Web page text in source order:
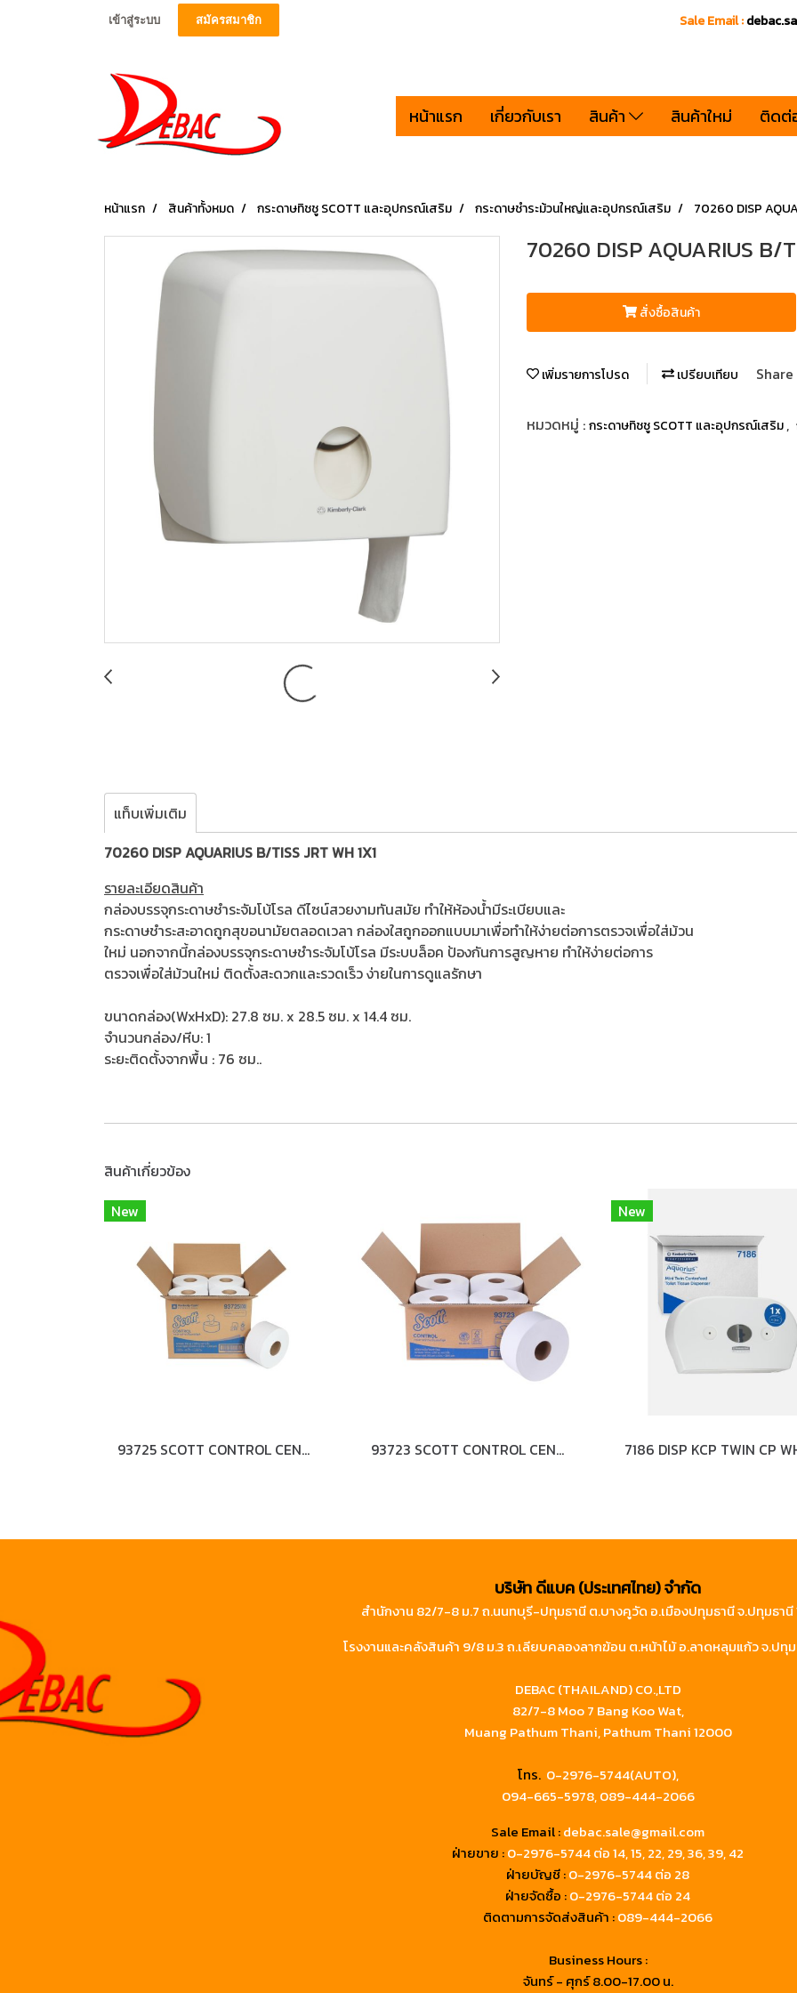
เข้าสู่ระบบ สมัครสมาชิก Sale Email :
หน้าแรก เกี่ยวกับเรา สินค้า สินค้าใหม่ ติดต่
หน้าแรก สินค้าทั้งหมด กระดาษทิชชู SCOTT และอุปกรณ์เสริม กระดาษชำระม้วนใหญ่และอุปกรณ์เสริม 70260 DISP
70260 DISP AQUARIUS B/
สั่งซื้อสินค้า
เพิ่มรายการโปรด เปรียบเทียบ Share
หมวดหมู่ :กระดาษทิชชู SCOTT และอุปกรณ์เสริม,
แท็บเพิ่มเติม
70260 DISP AQUARIUS B/TISS JRT WH 1X1
รายละเอียดสินค้า
กล่องบรรจุกระดาษชำระจัมโบ้โรล ดีไซน์สวยงามทันสมัย ทำให้ห้องน้ำมีระเบียบและ
กระดาษชำระสะอาดถูกสุขอนามัยตลอดเวลา กล่องใสถูกออกแบบมาเพื่อทำให้ง่ายต่อการตรวจเพื่อใส่ม้วน
ใหม่ นอกจากนี้กล่องบรรจุกระดาษชำระจัมโบ้โรล มีระบบล็อค ป้องกันการสูญหาย ทำให้ง่ายต่อการ
ตรวจเพื่อใส่ม้วนใหม่ ติดตั้งสะดวกและรวดเร็ว ง่ายในการดูแลรักษา
ขนาดกล่อง(WxHxD): 27.8 ซม. x 28.5 ซม. x 14.4 ซม.
จำนวนกล่อง/หีบ: 1
ระยะติดตั้งจากพื้น : 76 ซม..
สินค้าเกี่ยวข้อง
New
93725 SCOTT CONTROL CENTERPULL 2PLY 250M 93723 SCOTT CONTROL CENTER-PULL BT TISSUE 2 PLY
New
บริษัท ดีแบค (ประเทศไทย) จำกัด
สำนักงาน 82/7-8 ม.7 ถ.นนทบุรี-ปทุมธานี ต.บางคูวัด อ.เมืองปทุมธานี จ.ปทุมธา
โรงงานและคลังสินค้า 9/8 ม.3 ถ.เลียบคลองลากฆ้อน ต.หน้าไม้ อ.ลาดหลุมแก้ว จ.ปทุม
DEBAC (THAILAND) CO.,LTD
82/7-8 Moo 7 Bang Koo Wat,
Muang Pathum Thani, Pathum Thani 12000
โทร. 0-2976-5744(AUTO),
094-665-5978,089-444-2066
Sale Email :debac.sale@gmail.com
ฝ่ายขาย :0-2976-5744ต่อ 14, 15, 22, 29, 36, 39, 42
ฝ่ายบัญชี :0-2976-5744 ต่อ 28
ฝ่ายจัดซื้อ :0-2976-5744 ต่อ 24
ติดตามการจัดส่งสินค้า :089-444-2066
Business Hours :
จันทร์ - ศุกร์ 8.00-17.00 น.